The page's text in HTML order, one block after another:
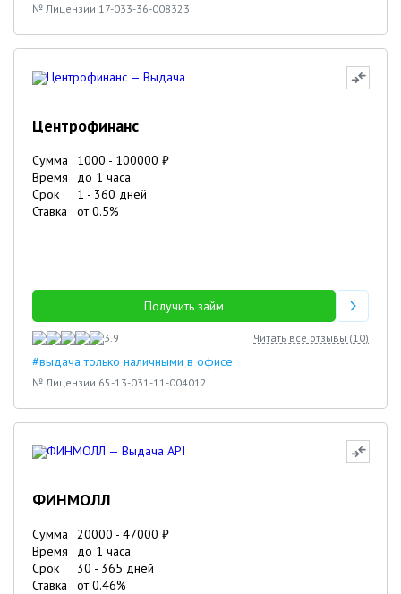
№ Лицензии 17-033-36-008323
Центрофинанс
Сумма 1000 - 100000 ₽
Время
до 1 часа
Срок
1 - 360 дней
Ставка
от0.5%
Получить займ
3.9 Читать все отзывы (10)
#выдача только наличными в офисе
№ Лицензии 65-13-031-11-004012
ФИНМОЛЛ
Сумма 20000 - 47000 ₽
Время
до 1 часа
Срок
30 - 365 дней
Ставка
от0.46%